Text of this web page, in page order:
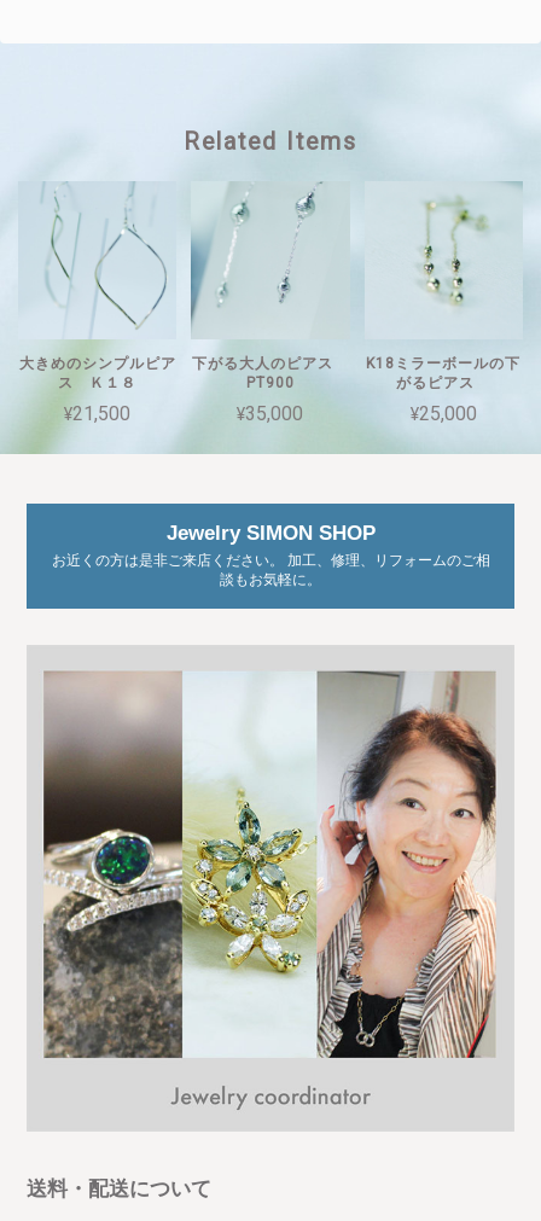
Related Items
大きめのシンプルピア
ス Ｋ１８
¥21,500
下がる大人のピアス
PT900
¥35,000
K18ミラーボールの下
がるピアス
¥25,000
Jewelry SIMON SHOP
お近くの方は是非ご来店ください。 加工、修理、リフォームのご相
談もお気軽に。
送料・配送について